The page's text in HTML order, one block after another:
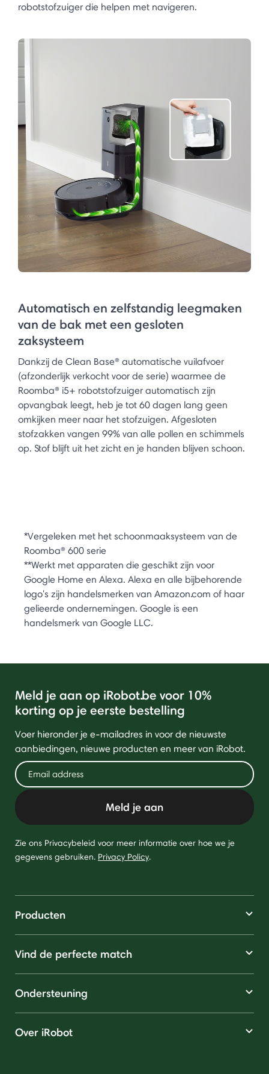
robotstofzuiger die helpen met navigeren.
Automatisch en zelfstandig leegmaken
van de bak met een gesloten
zaksysteem
Dankzij de Clean Base® automatische vuilafvoer
(afzonderlijk verkocht voor de serie) waarmee de
Roomba® i5+ robotstofzuiger automatisch zijn
opvangbak leegt, heb je tot 60 dagen lang geen
omkijken meer naar het stofzuigen. Afgesloten
stofzakken vangen 99% van alle pollen en schimmels
op. Stof blijft uit het zicht en je handen blijven schoon.
*Vergeleken met het schoonmaaksysteem van de
Roomba® 600 serie
**Werkt met apparaten die geschikt zijn voor
Google Home en Alexa. Alexa en alle bijbehorende
logo's zijn handelsmerken van Amazon.com of haar
gelieerde ondernemingen. Google is een
handelsmerk van Google LLC.
Meld je aan op iRobot.be voor 10%
korting op je eerste bestelling
Voer hieronder je e-mailadres in voor de nieuwste
aanbiedingen, nieuwe producten en meer van iRobot.
Meld je aan
Zie ons Privacybeleid voor meer informatie over hoe we je
gegevens gebruiken. Privacy Policy.
Producten
Vind de perfecte match
Ondersteuning
Over iRobot